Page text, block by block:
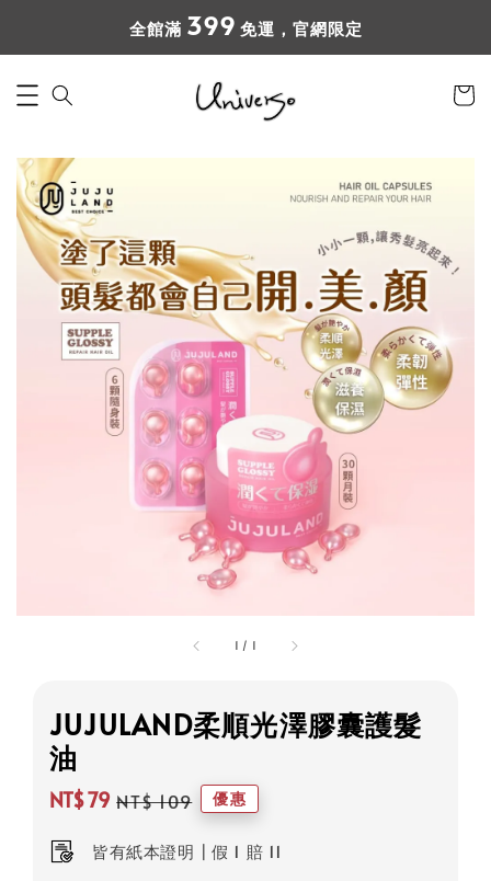
全館滿399 免運，官網限定
1 / 1
JUJULAND柔順光澤膠囊護髮
油
price
NT$ 79
price
NT$ 109 優惠
皆有紙本證明┃假 1 賠 11